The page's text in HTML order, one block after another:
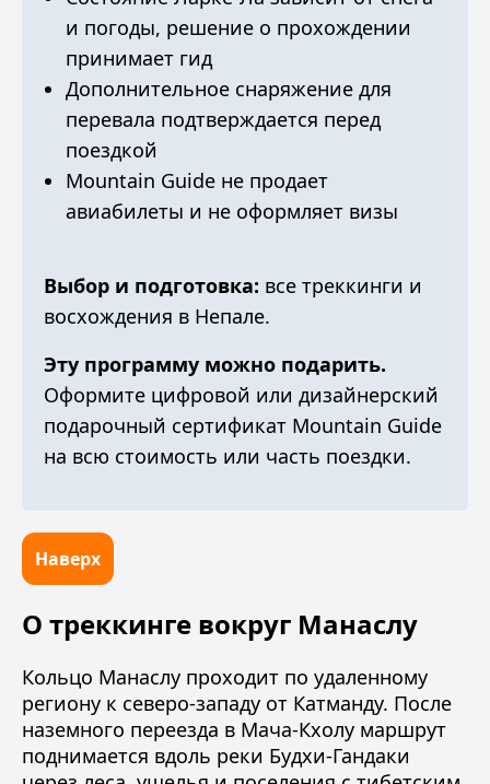
и погоды, решение о прохождении
принимает гид
Дополнительное снаряжение для
перевала подтверждается перед
поездкой
Mountain Guide не продает
авиабилеты и не оформляет визы
Выбор и подготовка: все треккинги и
восхождения в Непале.
Эту программу можно подарить.
Оформите цифровой или дизайнерский
подарочный сертификат Mountain Guide
на всю стоимость или часть поездки.
Наверх
О треккинге вокруг Манаслу
Кольцо Манаслу проходит по удаленному
региону к северо-западу от Катманду. После
наземного переезда в Мача-Кхолу маршрут
поднимается вдоль реки Будхи-Гандаки